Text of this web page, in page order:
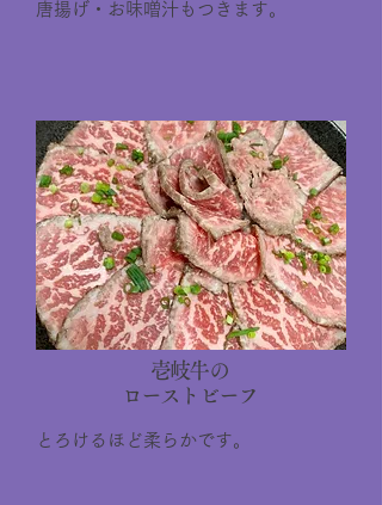
唐揚げ・お味噌汁もつきます。
壱岐牛の
ローストビーフ
とろけるほど柔らかです。